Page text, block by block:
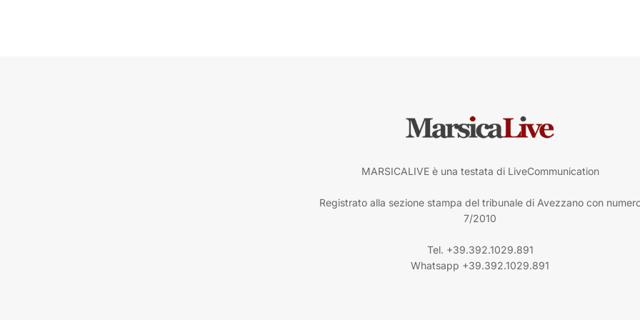
MARSICALIVE è una testata di LiveCommunication
Registrato alla sezione stampa del tribunale di Avezzano con
7/2010
Tel. +39.392.1029.891
Whatsapp +39.392.1029.891